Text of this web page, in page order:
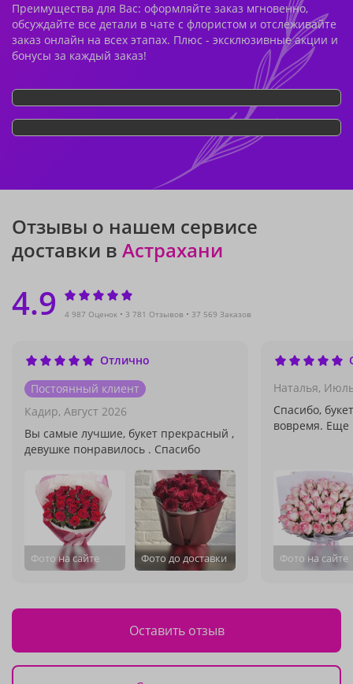
Преимущества для Вас: оформляйте заказ мгновенно,
обсуждайте все детали в чате с флористом и отслеживайте
заказ онлайн на всех этапах. Плюс - эксклюзивные акции и
бонусы за каждый заказ!
Отзывы о нашем сервисе
доставки в Астрахани
4.9 4 987 Оценок 3 781 Отзывов 37 569 Заказов
Отлично
Постоянный клиент
Кадир, Август 2026
Вы самые лучшие, букет прекрасный ,
девушке понравилось . Спасибо
Фото на сайте Фото до доставки
Наталья,
Спасибо,
вовремя. Еще
Фото на сайте
Оставить отзыв